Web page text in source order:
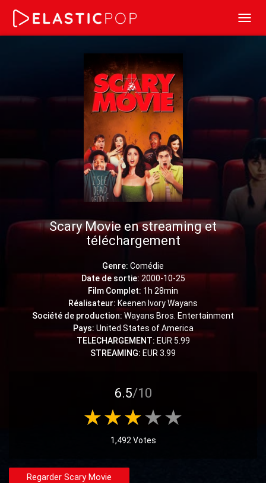
Scary Movie en streaming et
téléchargement
Genre: Comédie
Date de sortie: 2000-10-25
Film Complet: 1h 28min
Réalisateur: Keenen Ivory Wayans
Société de production: Wayans Bros. Entertainment
Pays: United States of America
TELECHARGEMENT: EUR 5.99
STREAMING: EUR 3.99
6.5/10
1,492 Votes
Regarder Scary Movie